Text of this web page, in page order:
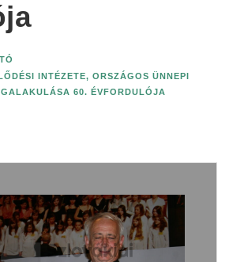
INTÉZETE, ORSZÁGOS ÜNNEPI
60. ÉVFORDULÓJA